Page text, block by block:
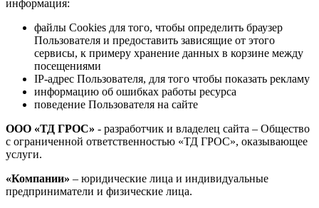
информация:
файлы Cookies для того, чтобы определить браузер
Пользователя и предоставить зависящие от этого
сервисы, к примеру хранение данных в корзине между
посещениями
IP-адрес Пользователя, для того чтобы показать рекламу
информацию об ошибках работы ресурса
поведение Пользователя на сайте
ООО «ТД ГРОС» - разработчик и владелец сайта – Общество
с ограниченной ответственностью «ТД ГРОС», оказывающее
услуги.
«Компании» – юридические лица и индивидуальные
предприниматели и физические лица.